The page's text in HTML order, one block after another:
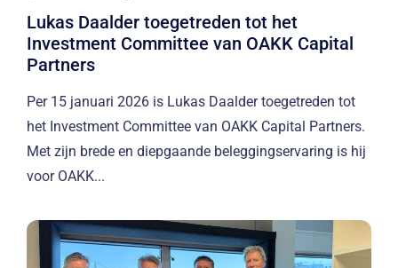
Lukas Daalder toegetreden tot het
Investment Committee van OAKK Capital
Partners
Per 15 januari 2026 is Lukas Daalder toegetreden tot
het Investment Committee van OAKK Capital Partners.
Met zijn brede en diepgaande beleggingservaring is hij
voor OAKK...